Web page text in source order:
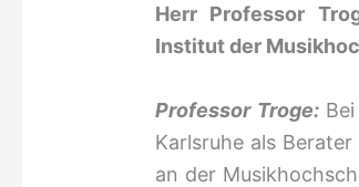
Herr Professor
Institut der
Professor Troge:
Karlsruhe als
an der